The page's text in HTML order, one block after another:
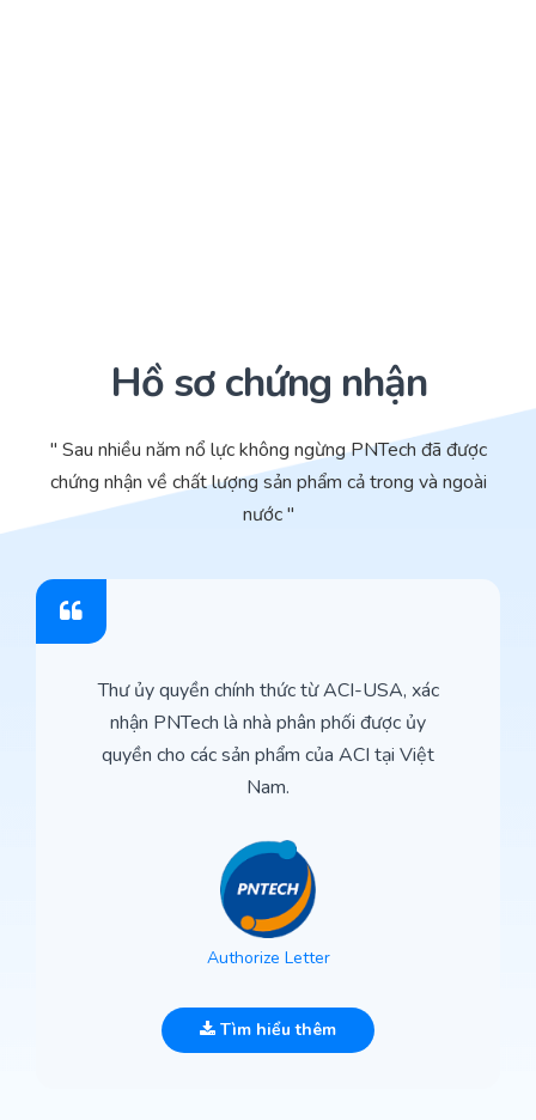
Hồ sơ chứng nhận
" Sau nhiều năm nổ lực không ngừng PNTech đã được
chứng nhận về chất lượng sản phẩm cả trong và ngoài
nước "
Thư ủy quyền chính thức từ ACI-USA, xác
nhận PNTech là nhà phân phối được ủy
quyền cho các sản phẩm của ACI tại Việt
Nam.
Authorize Letter
Tìm hiểu thêm